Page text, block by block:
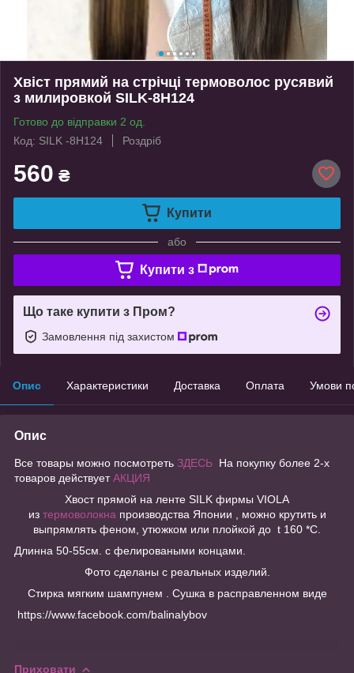
Хвіст прямий на стрічці термоволос русявий
з милировкой SILK-8Н124
Готово до відправки 2 од.
Код: SILK -8Н124
Роздріб
560 ₴
Купити
або
Купити з
Що таке купити з Пром?
Замовлення під захистом
Опис Характеристики Доставка Оплата Умови
Опис
Все товары можно посмотреть ЗДЕСЬ На покупку более 2-х
товаров действуетАКЦИЯ
Хвост прямой на ленте SILK фирмы VIOLA
из термоволокна производства Японии , можно крутить и
выпрямлять феном, утюжком или плойкой до t 160 *C.
Длинна 50-55см. с фелироваными концами.
Фото сделаны с реальных изделий.
Стирка мягким шампунем . Сушка в расправленном виде
https://www.facebook.com/balinalybov
Приховати